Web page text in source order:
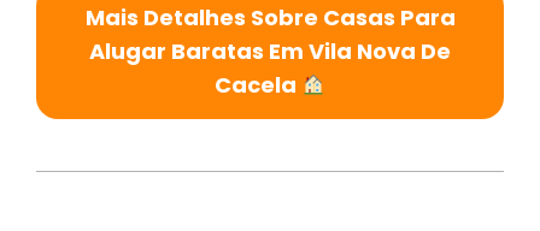
Mais Detalhes Sobre Casas Para
Alugar Baratas Em Vila Nova De
Cacela